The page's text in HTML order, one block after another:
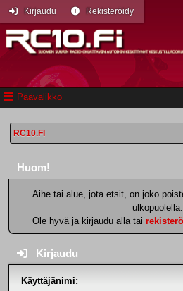
Päävalikko
Kirjaudu Rekisteröidy
RC10.FI
Huom!
Aihe tai alue, jota etsit, on joko
ulkopuolella.
Ole hyvä ja kirjaudu alla tai
Kirjaudu
Käyttäjänimi: